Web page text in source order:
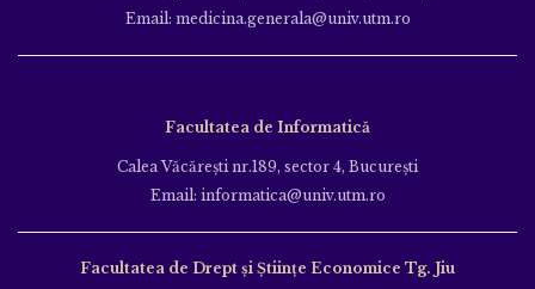
Email: medicina.generala@univ.utm.ro
Facultatea de Informatică
Calea Văcăreşti nr.189, sector 4, Bucureşti
Email: informatica@univ.utm.ro
Facultatea de Drept și Științe Economice Tg. Jiu